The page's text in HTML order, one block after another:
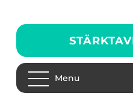
Menu